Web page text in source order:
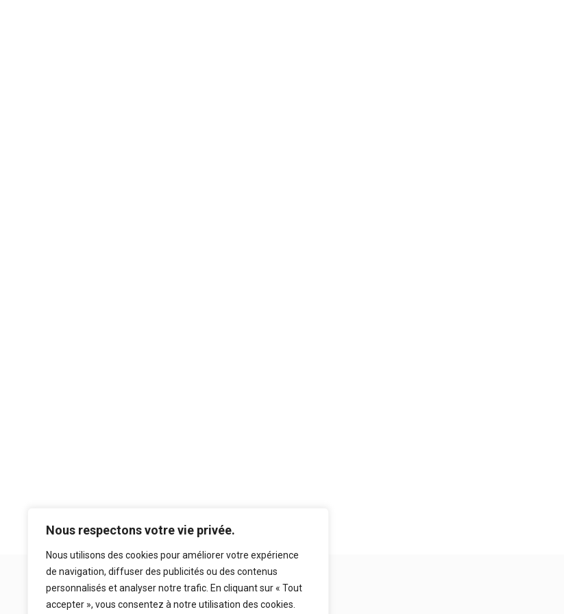
Nous respectons votre vie privée.
Nous utilisons des cookies pour améliorer votre expérience
de navigation, diffuser des publicités ou des contenus
personnalisés et analyser notre trafic. En cliquant sur « Tout
accepter », vous consentez à notre utilisation des cookies.
Suivez nous sur les réseaux sociaux